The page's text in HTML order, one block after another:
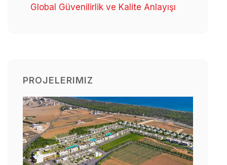
Global Güvenilirlik ve Kalite Anlayışı
PROJELERIMIZ